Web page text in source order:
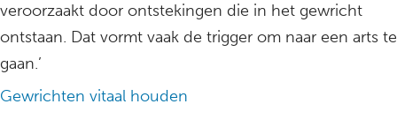
veroorzaakt door ontstekingen die in het gewricht
ontstaan. Dat vormt vaak de trigger om naar een arts te
gaan.’
Gewrichten vitaal houden